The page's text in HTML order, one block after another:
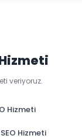
veriyoruz.
Hizmeti
Hizmeti